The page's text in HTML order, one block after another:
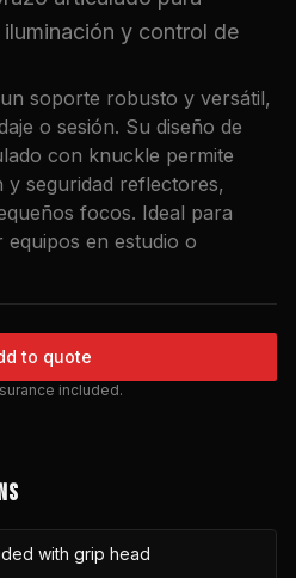
y control de
soporte robusto y versátil,
o sesión. Su diseño de
con knuckle permite
seguridad reflectores,
focos. Ideal para
en estudio o
to quote
included.
with grip head